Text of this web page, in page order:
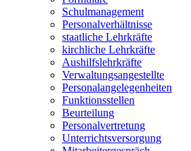
Schulmanagement
Personalverhältnisse
staatliche Lehrkräfte
kirchliche Lehrkräfte
Aushilfslehrkräfte
Verwaltungsangestellte
Personalangelegenheiten
Funktionsstellen
Beurteilung
Personalvertretung
Unterrichtsversorgung